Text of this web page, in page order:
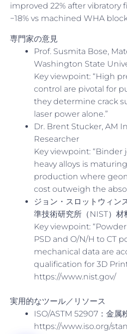
improved 22% after vibratory
−18% vs machined WHA
専門家の意見
Prof. Susmita Bose,
Washington State
Key viewpoint: “High
control are pivotal for
they determine crack
laser power alone.”
Dr. Brent Stucker, AM
Researcher
Key viewpoint:
heavy alloys is
production where
cost outweigh the
ジョン・スロットウィン
準技術研究所（NIST）材
Key viewpoint:
PSD and O/N/H to CT
mechanical data are
qualification for 3D
https://www.nist.gov/
実用的なツール／リソース
ISO/ASTM 52907：金属
https://www.iso.org/